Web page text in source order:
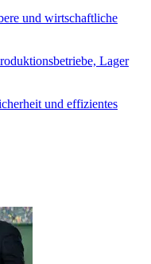
und wirtschaftliche
Lager
und effizientes